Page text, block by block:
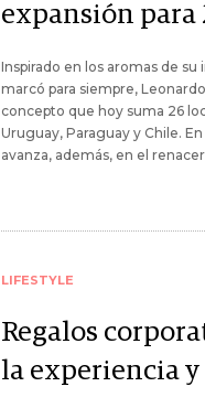
expansión para
Inspirado en los aromas de
marcó para siempre,
concepto que hoy suma 26
Uruguay, Paraguay y Chile.
avanza, además, en el
LIFESTYLE
Regalos
la experiencia